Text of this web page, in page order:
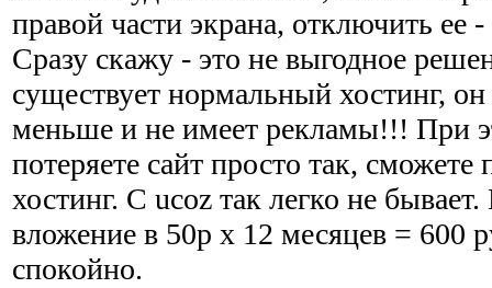
правой части экрана, отключить ее
Сразу скажу - это не выгодное
существует нормальный хостинг, он
меньше и не имеет рекламы!!! При
потеряете сайт просто так, сможете
хостинг. С ucoz так легко не
вложение в 50р х 12 месяцев = 600
спокойно.